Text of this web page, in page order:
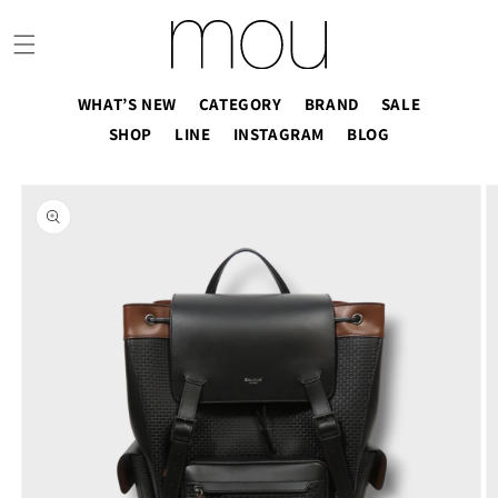
進む
WHAT’S NEW CATEGORY BRAND
SALE
SHOP
LINE INSTAGRAM BLOG
報にス
キップ